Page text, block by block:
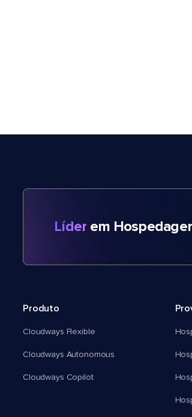
Líder em
Produto
Cloudways Flexible
Cloudways Autonomous
Cloudways Copilot